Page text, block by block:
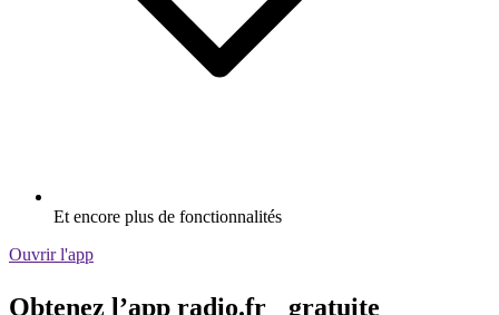
Et encore plus de fonctionnalités
Ouvrir l'app
Obtenez l’app radio.fr gratuite